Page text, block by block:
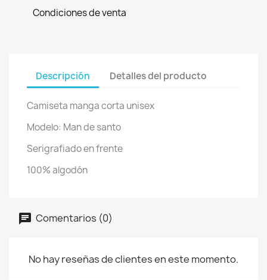
Condiciones de venta
Descripción Detalles del producto
Camiseta manga corta unisex
Modelo: Man de santo
Serigrafiado en frente
100% algodón
Comentarios (0)
No hay reseñas de clientes en este momento.